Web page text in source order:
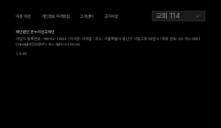
이용 약관 개인정보 처리방침 고객센터 공지사항 교회 114
재단법인 온누리선교재단
사업자 등록번호: 106-82-11892 | 이사장: 이재훈 | 주소: 서울특별시 용산구 서빙고로 59길 8 | 대표 번호: 02-792-0691
CopyrightⓒCGNTV ALL right reserved.
1.4.46